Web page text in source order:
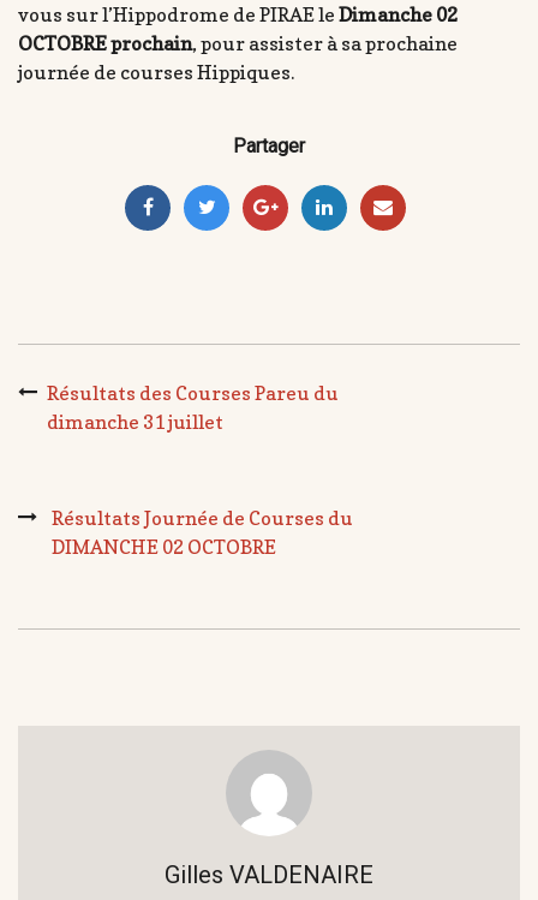
vous sur l’Hippodrome de PIRAE le Dimanche 02
OCTOBRE prochain, pour assister à sa prochaine
journée de courses Hippiques.
Partager
Résultats des Courses Pareu du
dimanche 31 juillet
Résultats Journée de Courses du
DIMANCHE 02 OCTOBRE
Gilles VALDENAIRE